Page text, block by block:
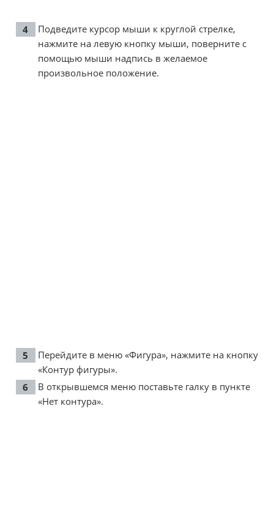
Подведите курсор мыши к круглой стрелке,
нажмите на левую кнопку мыши, поверните с
помощью мыши надпись в желаемое
произвольное положение.
Перейдите в меню «Фигура», нажмите на кнопку
«Контур фигуры».
В открывшемся меню поставьте галку в пункте
«Нет контура».